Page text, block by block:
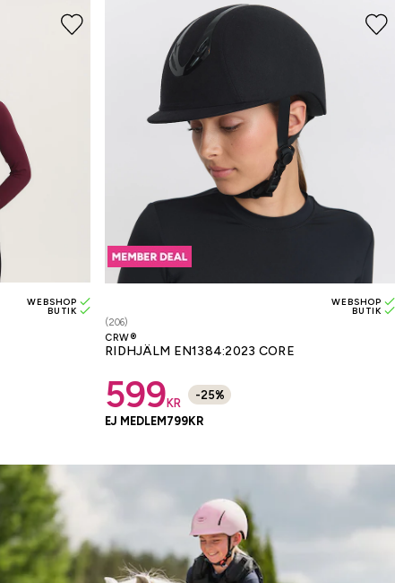
WEBSHOP
BUTIK
(206)
WEBSHOP
BUTIK
CRW®
RIDHJÄLM EN1384:2023 CORE
599KR
-25%
EJ MEDLEM 799KR